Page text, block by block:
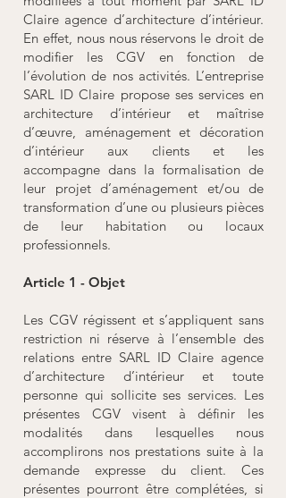
Claire agence d’architecture d’intérieur.
En effet, nous nous réservons le droit de
modifier les CGV en fonction de
l’évolution de nos activités. L’entreprise
SARL ID Claire propose ses services en
architecture d’intérieur et maîtrise
d’œuvre, aménagement et décoration
d’intérieur aux clients et les
accompagne dans la formalisation de
leur projet d’aménagement et/ou de
transformation d’une ou plusieurs pièces
de leur habitation ou locaux
professionnels.
Article 1 - Objet
Les CGV régissent et s’appliquent sans
restriction ni réserve à l’ensemble des
relations entre SARL ID Claire agence
d’architecture d’intérieur et toute
personne qui sollicite ses services. Les
présentes CGV visent à définir les
modalités dans lesquelles nous
accomplirons nos prestations suite à la
demande expresse du client. Ces
présentes pourront être complétées, si